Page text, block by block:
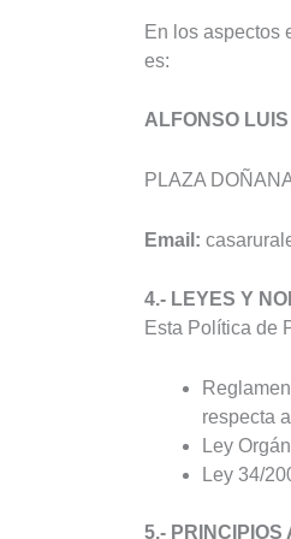
En los aspectos
es:
ALFONSO
PLAZA
Email:
4.- LEYES Y
Esta Política de
respecta
Ley
Ley 34/
5.-